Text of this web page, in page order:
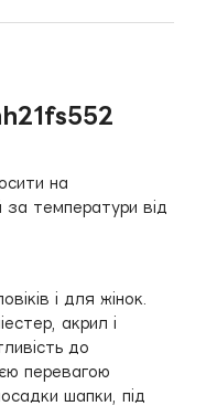
на
за температури від
і для жінок.
акрил і
до
перевагою
шапки, під